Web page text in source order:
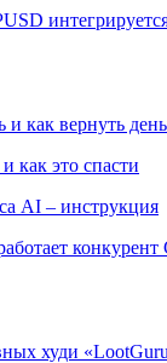
как вернуть
как это спасти
AI – инструкция
конкурент
худи